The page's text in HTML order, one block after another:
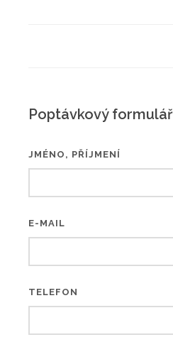
Poptávkový formulář
JMÉNO, PŘÍJMENÍ
E-MAIL
TELEFON